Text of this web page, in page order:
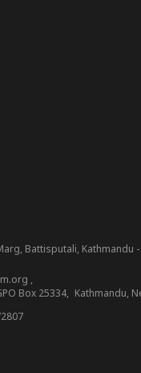
Battisputali, Kathmandu
,
Box 25334, Kathmandu,